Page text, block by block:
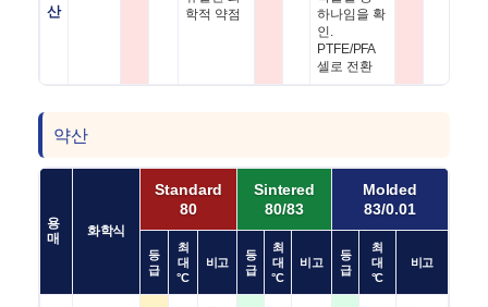
산
학적 약점
하나임을 확
인.
PTFE/PFA
셀로 전환
약산
용
매
화학식
Standard
80
Sintered
80/83
Molded
83/0.01
등
급
최
대
°C
비고
등
급
최
대
°C
비고
등
급
최
대
°C
비고